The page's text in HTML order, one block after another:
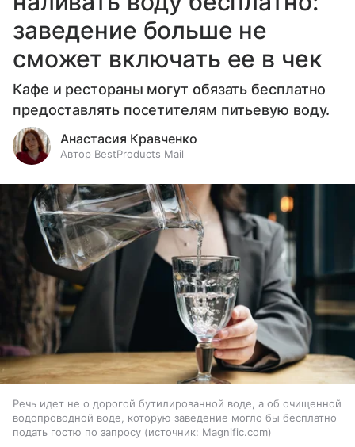
заведение больше не
сможет включать ее в чек
Кафе и рестораны могут обязать бесплатно
предоставлять посетителям питьевую воду.
Анастасия Кравченко
Автор BestProducts Mail
Речь идет не о дорогой бутилированной воде, а об очищенной
водопроводной воде, которую заведение могло бы бесплатно
подать гостю по запросу
источник: Magnific.com